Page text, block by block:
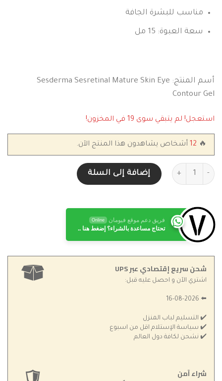
مناسب للبشرة الجافة
سعة العبوة: 15 مل
أسم المنتج: Sesderma Sesretinal Mature Skin Eye
Contour Gel
استعجل! لم يتبقي سوى 19 في المخزون!
🔥
12 أشخاص يشاهدون هذا المنتج الآن.
كمية جل سيسديرما Sesderma Sesretinal Mature Skin لمحيط العينين
إضافة إلى السلة
فريق دعم موقع فيومان Online
تحتاج مساعدة بالشراء؟ إضغط هنا ..
شحن سريع إقتصادي عبر UPS
اشتري الآن و احصل عليه قبل:
⬅️ 16-08-2026
✔️ التسليم لباب المنزل
✔️ سياسة الإستلام اقل من اسبوع
✔️ نشحن لكافة دول العالم
شراء آمن